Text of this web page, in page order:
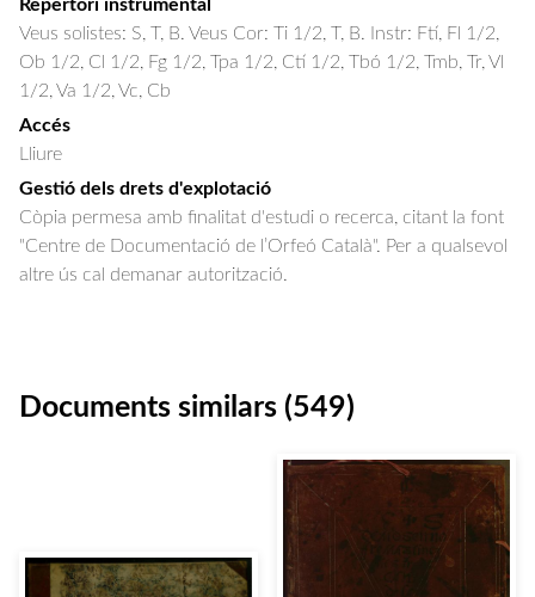
Repertori instrumental
Veus solistes: S, T, B. Veus Cor: Ti 1/2, T, B. Instr: Ftí, Fl 1/2,
Ob 1/2, Cl 1/2, Fg 1/2, Tpa 1/2, Ctí 1/2, Tbó 1/2, Tmb, Tr, Vl
1/2, Va 1/2, Vc, Cb
Accés
Lliure
Gestió dels drets d'explotació
Còpia permesa amb finalitat d'estudi o recerca, citant la font
"Centre de Documentació de l’Orfeó Català". Per a qualsevol
altre ús cal demanar autorització.
Documents similars (549)